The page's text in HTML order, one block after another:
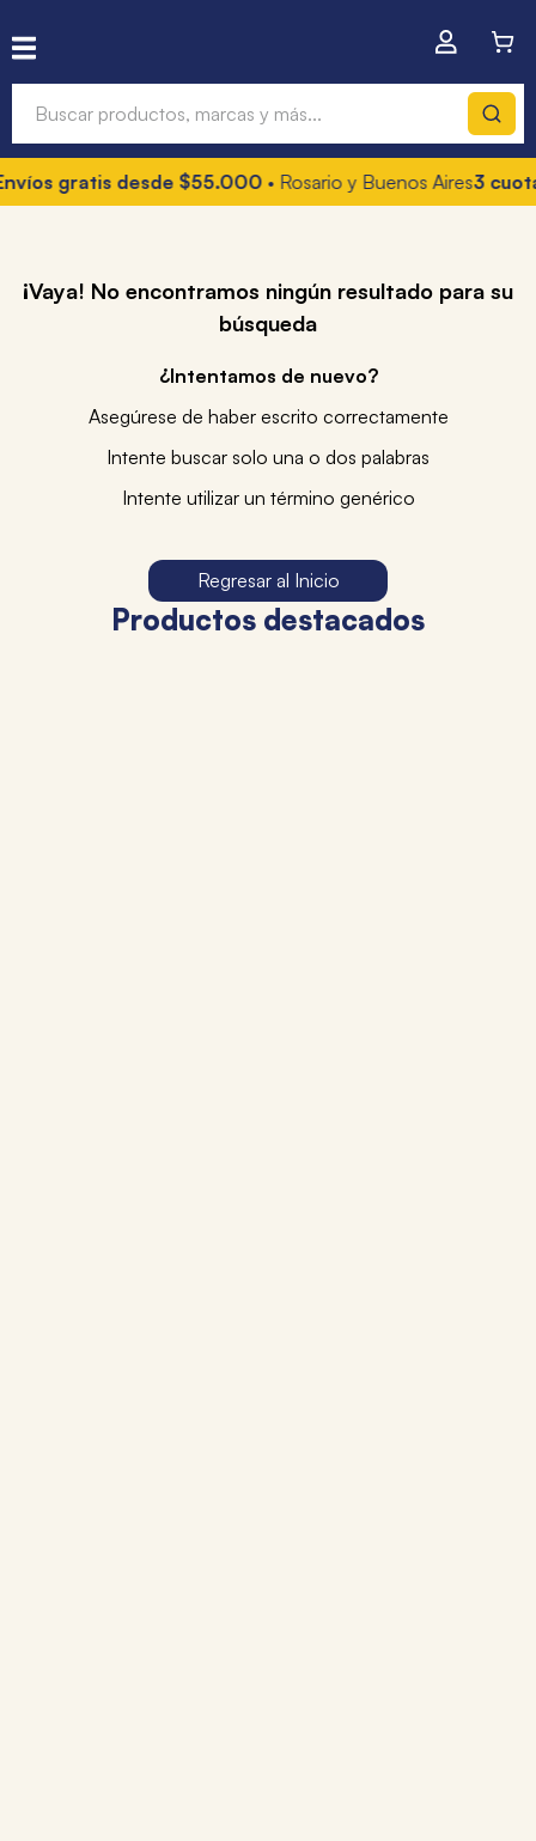
gratis desde $55.000• Rosario y Buenos Aires 3 cuotas
¡Vaya! No encontramos ningún resultado para su
búsqueda
¿Intentamos de nuevo?
Asegúrese de haber escrito correctamente
Intente buscar solo una o dos palabras
Intente utilizar un término genérico
Regresar al Inicio
Productos destacados